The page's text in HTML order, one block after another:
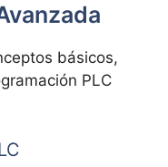
básicos,
PLC